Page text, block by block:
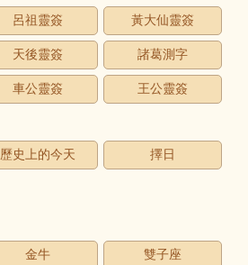
呂祖靈簽 黃大仙靈簽
天後靈簽 諸葛測字
車公靈簽 王公靈簽
歷史上的今天 擇日
金牛 雙子座